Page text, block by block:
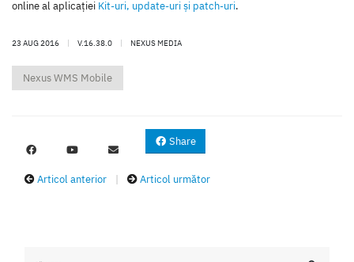
online al aplicaţiei Kit-uri, update-uri şi patch-uri.
23 AUG 2016 | V.16.38.0 | NEXUS MEDIA
Nexus WMS Mobile
Share
Articol anterior Articol următor